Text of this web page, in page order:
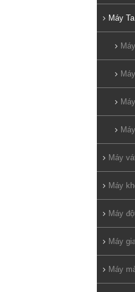
Máy
Máy
Máy
Máy
Máy
Máy